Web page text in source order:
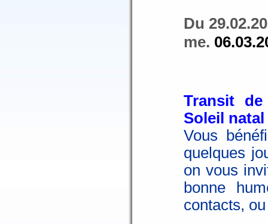
Du
me.
Transit
Soleil natal
Vous
quelques
on vous
bonne
contacts,